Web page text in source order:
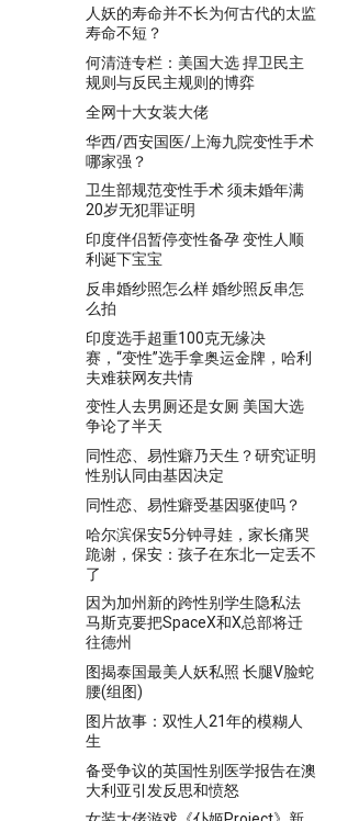
人妖的寿命并不长为何古代的太监
寿命不短？
何清涟专栏：美国大选 捍卫民主
规则与反民主规则的博弈
全网十大女装大佬
华西/西安国医/上海九院变性手术
哪家强？
卫生部规范变性手术 须未婚年满
20岁无犯罪证明
印度伴侣暂停变性备孕 变性人顺
利诞下宝宝
反串婚纱照怎么样 婚纱照反串怎
么拍
印度选手超重100克无缘决
赛，“变性”选手拿奥运金牌，哈利
夫难获网友共情
变性人去男厕还是女厕 美国大选
争论了半天
同性恋、易性癖乃天生？研究证明
性别认同由基因决定
同性恋、易性癖受基因驱使吗？
哈尔滨保安5分钟寻娃，家长痛哭
跪谢，保安：孩子在东北一定丢不
了
因为加州新的跨性别学生隐私法
马斯克要把SpaceX和X总部将迁
往德州
图揭泰国最美人妖私照 长腿V脸蛇
腰(组图)
图片故事：双性人21年的模糊人
生
备受争议的英国性别医学报告在澳
大利亚引发反思和愤怒